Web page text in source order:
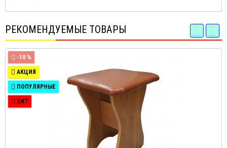
РЕКОМЕНДУЕМЫЕ ТОВАРЫ
-10 %
АКЦИЯ
ПОПУЛЯРНЫЕ
ХИТ